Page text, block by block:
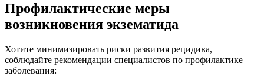
Профилактические меры
возникновения экзематида
Хотите минимизировать риски развития рецидива,
соблюдайте рекомендации специалистов по профилактике
заболевания: